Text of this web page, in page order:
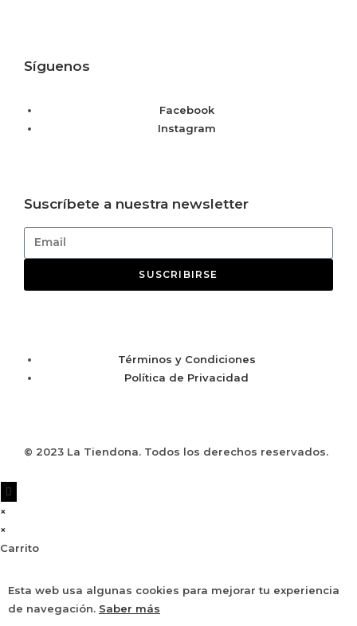
Síguenos
Facebook
Instagram
Suscríbete a nuestra newsletter
SUSCRIBIRSE
© 2023 La Tiendona. Todos los derechos reservados.
Términos y Condiciones
Política de Privacidad
×
×
Carrito
Esta web usa algunas cookies para mejorar tu experiencia
de navegación. Saber más